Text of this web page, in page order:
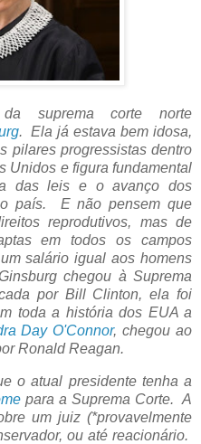
suprema corte norte
. Ela já estava bem idosa,
pilares progressistas dentro
Unidos e figura fundamental
das leis e o avanço dos
país. E não pensem que
reprodutivos, mas de
em todos os campos
salário igual aos homens
chegou à Suprema
por Bill Clinton, ela foi
toda a história dos EUA a
Day O'Connor, chegou ao
Ronald Reagan.
o atual presidente tenha a
para a Suprema Corte. A
um juiz (*provavelmente
ou até reacionário.